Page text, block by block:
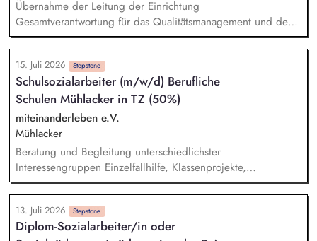
Übernahme der Leitung der Einrichtung
Gesamtverantwortung für das Qualitätsmanagement und den
wirtschaftlichen Erfolg der Einrichtung Leitung von
Teamsitzungen sowie Teilnahme und (Mit-)Gestaltung von
Elternabenden Erarbeitung von Konzepten gemeinsam mit
Ihrem Team Weiterentwicklung der Einrichtung im Rahmen
unseres pädagogischen Schwerpunkts Orientierung am
Leitbild und den Grundsätzen der AWO
15. Juli 2026 Stepstone
Schulsozialarbeiter (m/w/d) Berufliche
Schulen Mühlacker in TZ (50%)
miteinanderleben e.V.
Mühlacker
Beratung und Begleitung unterschiedlichster
Interessengruppen Einzelfallhilfe, Klassenprojekte,
Präventionsarbeit und Sozialtrainings für Gruppen
Vertrauensvolle Zusammenarbeit mit Schulleitung,
Lehrkräften, Eltern und externen Kooperationspartnern
Förderung und Vernetzung von Schule und Sozialraum
13. Juli 2026 Stepstone
Diplom-Sozialarbeiter/in oder